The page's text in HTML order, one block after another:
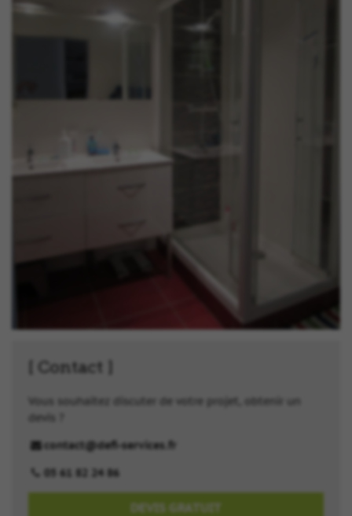
Contact
Vous souhaitez discuter de votre projet, obtenir un
devis ?
contact@defi-services.fr
05 61 82 24 86
DEVIS GRATUIT